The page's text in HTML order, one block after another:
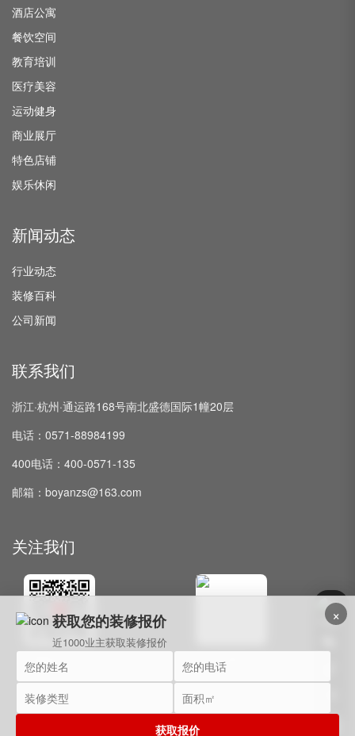
酒店公寓
餐饮空间
教育培训
医疗美容
运动健身
商业展厅
特色店铺
娱乐休闲
新闻动态
行业动态
装修百科
公司新闻
联系我们
浙江·杭州·通运路168号南北盛德国际1幢20层
电话：0571-88984199
400电话：400-0571-135
邮箱：boyanzs@163.com
关注我们
微信公众号 抖音
获取您的装修报价
近1000业主获取装修报价
获取报价
×